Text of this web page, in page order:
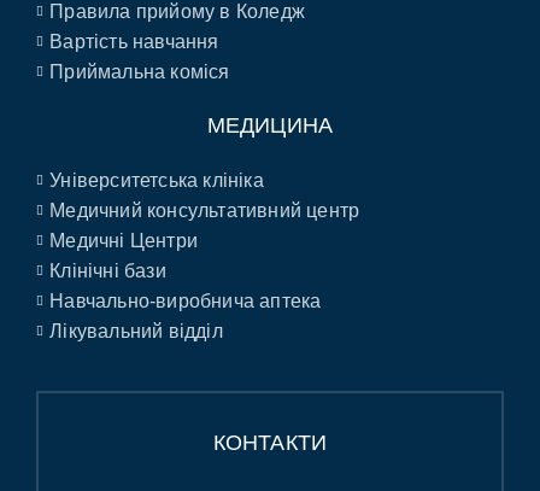
Правила прийому в Коледж
Вартість навчання
Приймальна коміся
МЕДИЦИНА
Університетська клініка
Медичний консультативний центр
Медичні Центри
Клінічні бази
Навчально-виробнича аптека
Лікувальний відділ
КОНТАКТИ